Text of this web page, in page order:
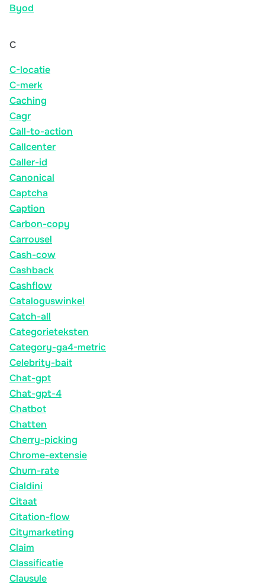
Byod
C
C-locatie
C-merk
Caching
Cagr
Call-to-action
Callcenter
Caller-id
Canonical
Captcha
Caption
Carbon-copy
Carrousel
Cash-cow
Cashback
Cashflow
Cataloguswinkel
Catch-all
Categorieteksten
Category-ga4-metric
Celebrity-bait
Chat-gpt
Chat-gpt-4
Chatbot
Chatten
Cherry-picking
Chrome-extensie
Churn-rate
Cialdini
Citaat
Citation-flow
Citymarketing
Claim
Classificatie
Clausule